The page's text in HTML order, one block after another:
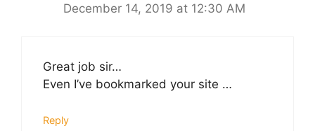
December 14, 2019 at 12:30 AM
Great job sir…
Even I’ve bookmarked your site …
Reply